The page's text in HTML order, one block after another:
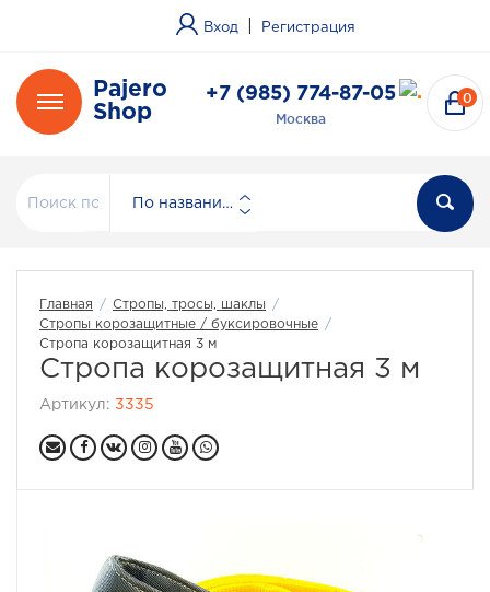
Вход Регистрация
Pajero
Shop
+7 (985) 774-87-05
Москва
0
По названию
Главная / Стропы, тросы, шаклы
/
Стропы корозащитные / буксировочные
/
Стропа корозащитная 3 м
Стропа корозащитная 3 м
Артикул: 3335